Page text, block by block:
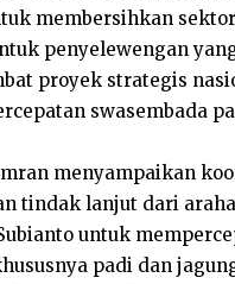
membersihkan
penyelewengan
proyek strategis
swasembada
menyampaikan
tindak lanjut dari
untuk
padi dan